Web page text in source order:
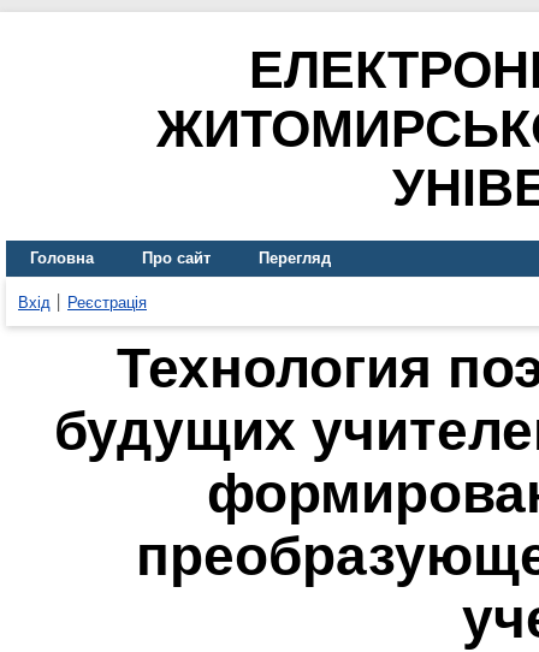
Головна Про сайт Перегляд
Вхід Реєстрація
Технология
будущих